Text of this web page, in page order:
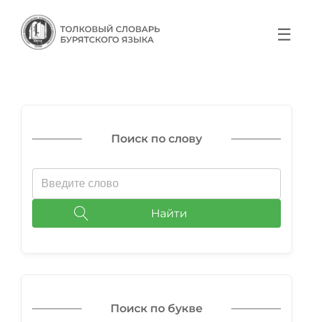
☰
Поиск по слову
Найти
Поиск по букве